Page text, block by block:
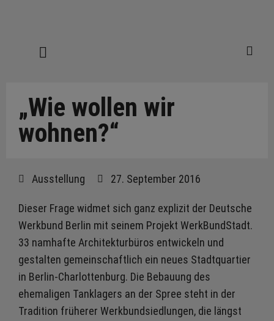
„Wie wollen wir
wohnen?“
Ausstellung 27. September 2016
Dieser Frage widmet sich ganz explizit der Deutsche
Werkbund Berlin mit seinem Projekt WerkBundStadt.
33 namhafte Architekturbüros entwickeln und
gestalten gemeinschaftlich ein neues Stadtquartier
in Berlin-Charlottenburg. Die Bebauung des
ehemaligen Tanklagers an der Spree steht in der
Tradition früherer Werkbundsiedlungen, die längst